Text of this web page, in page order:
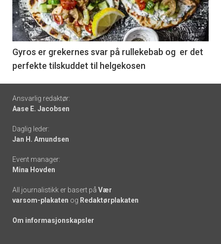
nå
-
6
Gyros er grekernes svar på rullekebab og er det
perfekte tilskuddet til helgekosen
Footer
-
links
Ansvarlig redaktør:
Aase E. Jacobsen
Daglig leder:
Jan H. Amundsen
Event manager:
Mina Hovden
All journalistikk er basert på Vær
varsom-plakaten og Redaktørplakaten
Om informasjonskapsler